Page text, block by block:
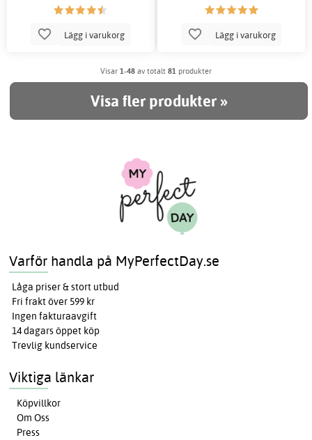
Lägg i varukorg Lägg i varukorg
Visar 1-48 av totalt 81 produkter
Visa fler produkter »
Varför handla på MyPerfectDay.se
Låga priser & stort utbud
Fri frakt över 599 kr
Ingen fakturaavgift
14 dagars öppet köp
Trevlig kundservice
Viktiga länkar
Köpvillkor
Om Oss
Press